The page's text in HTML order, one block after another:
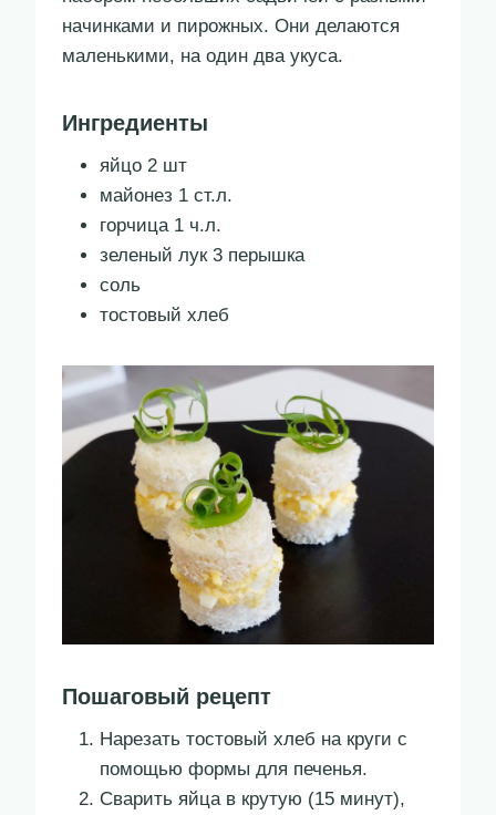
начинками и пирожных. Они делаются
маленькими, на один два укуса.
Ингредиенты
яйцо 2 шт
майонез 1 ст.л.
горчица 1 ч.л.
зеленый лук 3 перышка
соль
тостовый хлеб
Пошаговый рецепт
Нарезать тостовый хлеб на круги с
помощью формы для печенья.
Сварить яйца в крутую (15 минут),